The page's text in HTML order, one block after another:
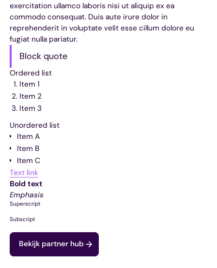
exercitation ullamco laboris nisi ut aliquip ex ea
commodo consequat. Duis aute irure dolor in
reprehenderit in voluptate velit esse cillum dolore eu
fugiat nulla pariatur.
Block quote
Ordered list
Item 1
Item 2
Item 3
Unordered list
Item A
Item B
Item C
Text link
Bold text
Emphasis
Superscript
Subscript
Bekijk partner hub